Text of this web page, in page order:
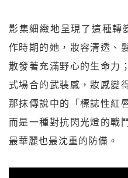
影集細緻地呈現了這種
作時期的她，妝容清透、
散發著充滿野心的生命力
式場合的武裝感，妝感變
那抹傳說中的「標誌性紅
而是一種對抗閃光燈的戰
最華麗也最沈重的防備。